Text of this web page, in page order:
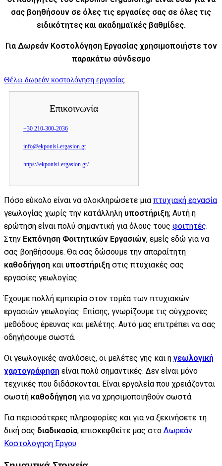
σας βοηθήσουν σε όλες τις εργασίες σας σε όλες τις
ειδικότητες και ακαδημαϊκές βαθμίδες.
Για Δωρεάν Κοστολόγηση Εργασίας χρησιμοποιήστε τον
παρακάτω σύνδεσμο
Θέλω δωρεάν κοστολόγηση εργασίας
Επικοινωνία
+30 210-300-2036
info@ekponisi-ergasion.gr
https://ekponisi-ergasion.gr/
Πόσο εύκολο είναι να ολοκληρώσετε μια πτυχιακή εργασία
γεωλογίας χωρίς την κατάλληλη υποστήριξη; Αυτή η
ερώτηση είναι πολύ σημαντική για όλους τους φοιτητές.
Στην Εκπόνηση Φοιτητικών Εργασιών, εμείς εδώ για να
σας βοηθήσουμε. Θα σας δώσουμε την απαραίτητη
καθοδήγηση και υποστήριξη στις πτυχιακές σας
εργασίες γεωλογίας.
Έχουμε πολλή εμπειρία στον τομέα των πτυχιακών
εργασιών γεωλογίας. Επίσης, γνωρίζουμε τις σύγχρονες
μεθόδους έρευνας και μελέτης. Αυτό μας επιτρέπει να σας
οδηγήσουμε σωστά.
Οι γεωλογικές αναλύσεις, οι μελέτες γης και η γεωλογική
χαρτογράφηση είναι πολύ σημαντικές. Δεν είναι μόνο
τεχνικές που διδάσκονται. Είναι εργαλεία που χρειάζονται
σωστή καθοδήγηση για να χρησιμοποιηθούν σωστά.
Για περισσότερες πληροφορίες και για να ξεκινήσετε τη
δική σας διαδικασία, επισκεφθείτε μας στο Δωρεάν
Κοστολόγηση Έργου.